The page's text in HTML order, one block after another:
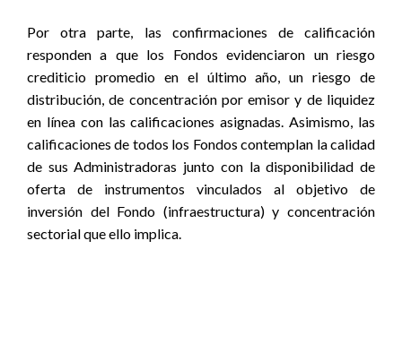
Por otra parte, las confirmaciones de calificación
responden a que los Fondos evidenciaron un riesgo
crediticio promedio en el último año, un riesgo de
distribución, de concentración por emisor y de liquidez
en línea con las calificaciones asignadas. Asimismo, las
calificaciones de todos los Fondos contemplan la calidad
de sus Administradoras junto con la disponibilidad de
oferta de instrumentos vinculados al objetivo de
inversión del Fondo (infraestructura) y concentración
sectorial que ello implica.